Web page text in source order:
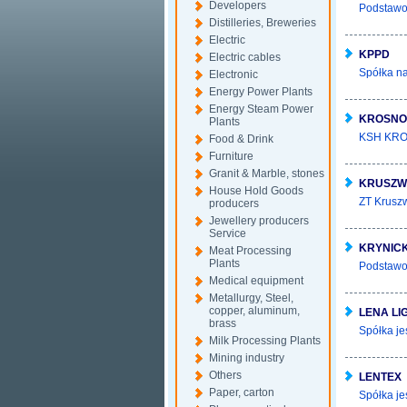
Developers
Distilleries, Breweries
Electric
Electric cables
Electronic
Energy Power Plants
Energy Steam Power
Plants
Food & Drink
Furniture
Granit & Marble, stones
House Hold Goods
producers
Jewellery producers
Service
Meat Processing
Plants
Medical equipment
Metallurgy, Steel,
copper, aluminum,
brass
Milk Processing Plants
Mining industry
Others
Paper, carton
KPPD
Spółka
KROSNO
KSH
ZT
LENA
Spółka
LENTEX
Spółka